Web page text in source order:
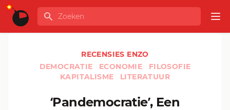
Ga naar de inhoud
GLOBALINFO
Zoeken
RECENSIES ENZO
DEMOCRATIE
ECONOMIE
FILOSOFIE
KAPITALISME
LITERATUUR
‘Pandemocratie’, Een